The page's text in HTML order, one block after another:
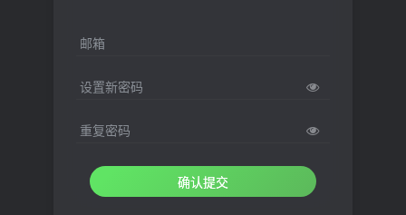
邮箱
设置新密码
重复密码
确认提交